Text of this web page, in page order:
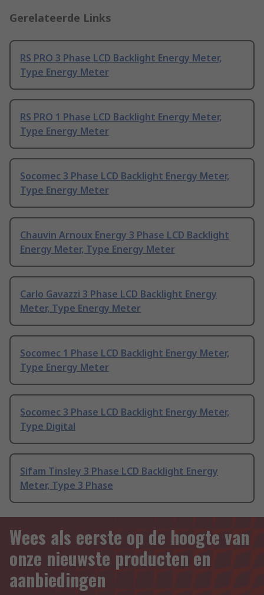
Gerelateerde Links
RS PRO 3 Phase LCD Backlight Energy Meter,
Type Energy Meter
RS PRO 1 Phase LCD Backlight Energy Meter,
Type Energy Meter
Socomec 3 Phase LCD Backlight Energy Meter,
Type Energy Meter
Chauvin Arnoux Energy 3 Phase LCD Backlight
Energy Meter, Type Energy Meter
Carlo Gavazzi 3 Phase LCD Backlight Energy
Meter, Type Energy Meter
Socomec 1 Phase LCD Backlight Energy Meter,
Type Energy Meter
Socomec 3 Phase LCD Backlight Energy Meter,
Type Digital
Sifam Tinsley 3 Phase LCD Backlight Energy
Meter, Type 3 Phase
Wees als eerste op de hoogte van
onze nieuwste producten en
aanbiedingen